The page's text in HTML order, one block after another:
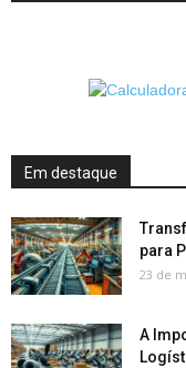
Em destaque
para
23 de
A